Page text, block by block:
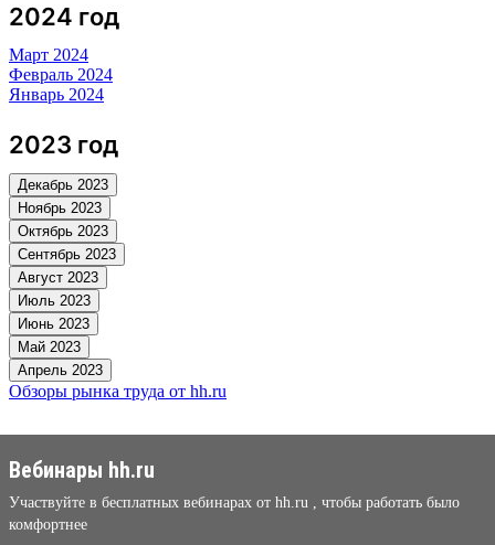
2024 год
Март 2024
Февраль 2024
Январь 2024
2023 год
Декабрь 2023
Ноябрь 2023
Октябрь 2023
Сентябрь 2023
Август 2023
Июль 2023
Июнь 2023
Май 2023
Апрель 2023
Обзоры рынка труда от hh.ru
Вебинары hh.ru
Участвуйте в бесплатных вебинарах от hh.ru , чтобы работать было
комфортнее